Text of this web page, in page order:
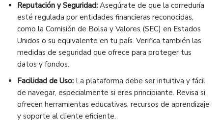
Reputación y Seguridad: Asegúrate de que la correduría
esté regulada por entidades financieras reconocidas,
como la Comisión de Bolsa y Valores (SEC) en Estados
Unidos o su equivalente en tu país. Verifica también las
medidas de seguridad que ofrece para proteger tus
datos y fondos.
Facilidad de Uso: La plataforma debe ser intuitiva y fácil
de navegar, especialmente si eres principiante. Revisa si
ofrecen herramientas educativas, recursos de aprendizaje
y soporte al cliente eficiente.